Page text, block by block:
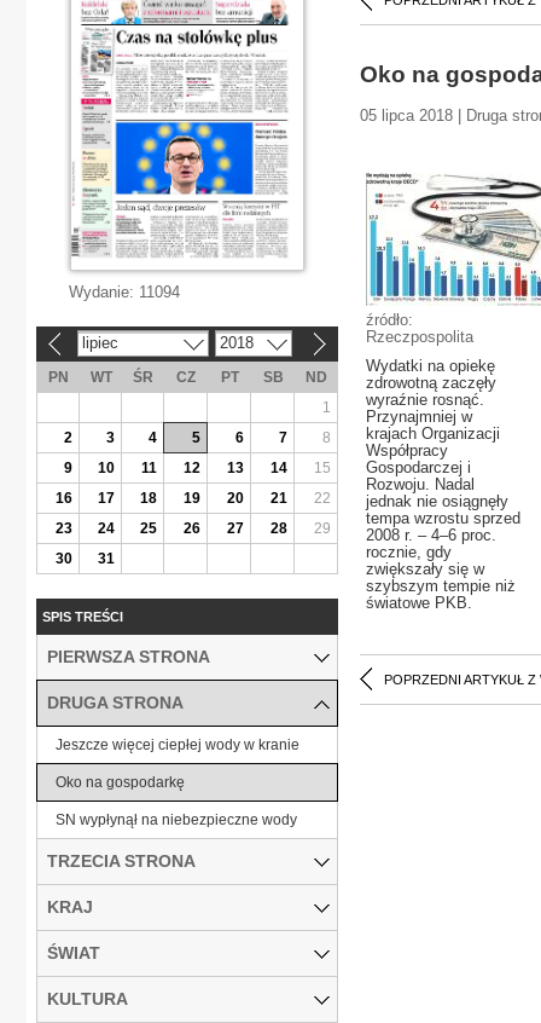
Oko na
05 lipca 2018 | Druga
źródło:
Rzeczpospolita
Wydatki na opiekę
zdrowotną zaczęły
wyraźnie rosnąć.
Przynajmniej w
krajach Organizacji
Współpracy
Gospodarczej i
Rozwoju. Nadal
jednak nie osiągnęły
tempa wzrostu sprzed
2008 r. – 4–6 proc.
rocznie, gdy
zwiększały się w
szybszym tempie niż
światowe PKB.
POPRZEDNI ARTYKUŁ Z
Wydanie: 11094
lipiec 2018
PN WT ŚR CZ PT SB
ND
1
2
3 4 5 6 7
8
9
10 11 12 13 14
15
16
17 18 19 20 21
22
23
24 25 26 27 28
29
30
31
SPIS TREŚCI
PIERWSZA STRONA
DRUGA STRONA
Jeszcze więcej ciepłej wody w kranie
Oko na gospodarkę
SN wypłynął na niebezpieczne wody
TRZECIA STRONA
KRAJ
ŚWIAT
KULTURA